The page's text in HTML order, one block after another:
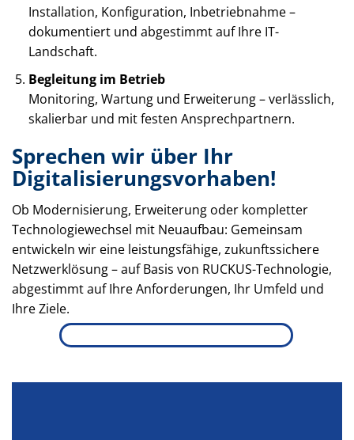
Installation, Konfiguration, Inbetriebnahme –
dokumentiert und abgestimmt auf Ihre IT-
Landschaft.
Begleitung im Betrieb
Monitoring, Wartung und Erweiterung – verlässlich,
skalierbar und mit festen Ansprechpartnern.
Sprechen wir über Ihr
Digitalisierungsvorhaben!
Ob Modernisierung, Erweiterung oder kompletter
Technologiewechsel mit Neuaufbau: Gemeinsam
entwickeln wir eine leistungsfähige, zukunftssichere
Netzwerklösung – auf Basis von RUCKUS-Technologie,
abgestimmt auf Ihre Anforderungen, Ihr Umfeld und
Ihre Ziele.